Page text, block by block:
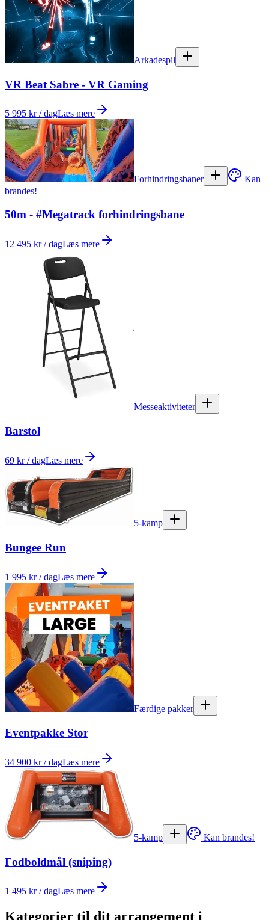
Arkadespil
VR Beat Sabre - VR Gaming
5 995 kr / dagLæs mere
Forhindringsbaner
Kan
brandes!
50m - #Megatrack forhindringsbane
12 495 kr / dagLæs mere
Messeaktiviteter
Barstol
69 kr / dagLæs mere
5-kamp
Bungee Run
1 995 kr / dagLæs mere
Færdige pakker
Eventpakke Stor
34 900 kr / dagLæs mere
5-kamp Kan brandes!
Fodboldmål (sniping)
1 495 kr / dagLæs mere
Kategorier til dit arrangement i